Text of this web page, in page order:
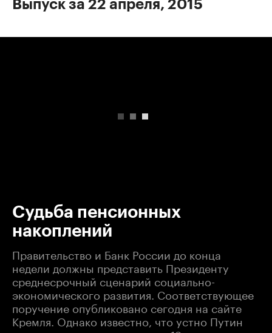
Выпуск за 22 апреля, 2015
Судьба пенсионных
накоплений
Правительство и Банк России до конца
недели должны представить Президенту
среднесрочный сценарий социально-
экономического развития. Соответствующее
поручение опубликовано сегодня на сайте
Кремля. Однако известно, что устно Путин